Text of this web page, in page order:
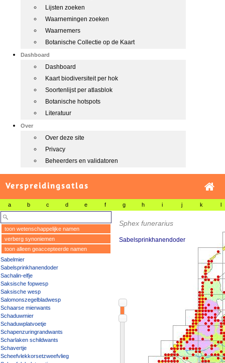
Lijsten zoeken
Waarnemingen zoeken
Waarnemers
Botanische Collectie op de Kaart
Dashboard
Dashboard
Kaart biodiversiteit per hok
Soortenlijst per atlasblok
Botanische hotspots
Literatuur
Over
Over deze site
Privacy
Beheerders en validatoren
Verspreidingsatlas
a b c d e f g h i j k l
toon wetenschappelijke namen
verberg synoniemen
toon alleen geaccepteerde namen
Sabelmier
Sabelsprinkhanendoder
Sachalin-elfje
Saksische fopwesp
Saksische wesp
Salomonszegelbladwesp
Schaarse mierwants
Schaduwmier
Schaduwplatvoetje
Schapenzuringrandwants
Scharlaken schildwants
Schavertje
Scheefvlekkorsetzweefvlieg
Sphex funerarius
Sabelsprinkhanendoder